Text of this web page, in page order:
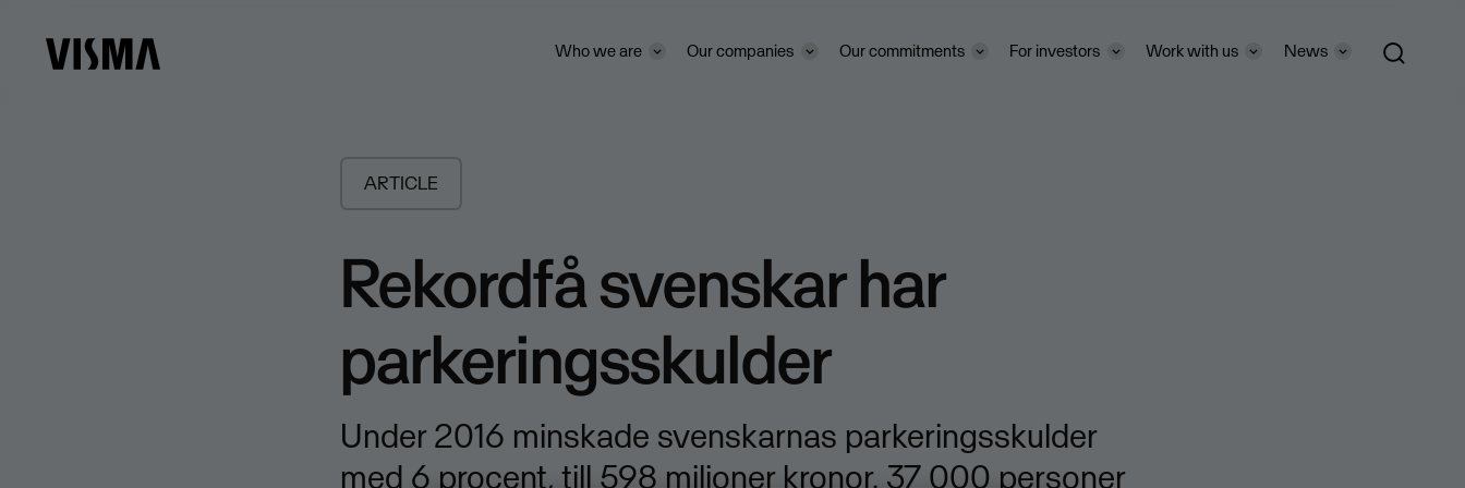
Who we are Our companies Our commitments For investors Work with us News
ARTICLE
Rekordfå svenskar har
parkeringsskulder
Under 2016 minskade svenskarnas parkeringsskulder
med 6 procent, till 598 miljoner kronor. 37 000 personer